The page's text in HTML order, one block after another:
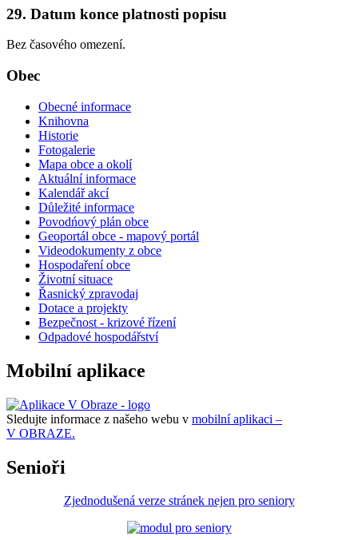
29. Datum konce platnosti popisu
Bez časového omezení.
Obec
Obecné informace
Knihovna
Historie
Fotogalerie
Mapa obce a okolí
Aktuální informace
Kalendář akcí
Důležité informace
Povodńový plán obce
Geoportál obce - mapový portál
Videodokumenty z obce
Hospodaření obce
Životní situace
Řasnický zpravodaj
Dotace a projekty
Bezpečnost - krizové řízení
Odpadové hospodářství
Mobilní aplikace
Sledujte informace z našeho webu v mobilní aplikaci –
V OBRAZE.
Senioři
Zjednodušená verze stránek nejen pro seniory